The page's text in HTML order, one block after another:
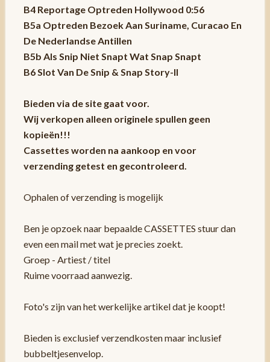
B4 Reportage Optreden Hollywood 0:56
B5a Optreden Bezoek Aan Suriname, Curacao En
De Nederlandse Antillen
B5b Als Snip Niet Snapt Wat Snap Snapt
B6 Slot Van De Snip & Snap Story-II
Bieden via de site gaat voor.
Wij verkopen alleen originele spullen geen
kopieën!!!
Cassettes worden na aankoop en voor
verzending getest en gecontroleerd.
Ophalen of verzending is mogelijk
Ben je opzoek naar bepaalde CASSETTES stuur dan
even een mail met wat je precies zoekt.
Groep - Artiest / titel
Ruime voorraad aanwezig.
Foto's zijn van het werkelijke artikel dat je koopt!
Bieden is exclusief verzendkosten maar inclusief
bubbeltjesenvelop.